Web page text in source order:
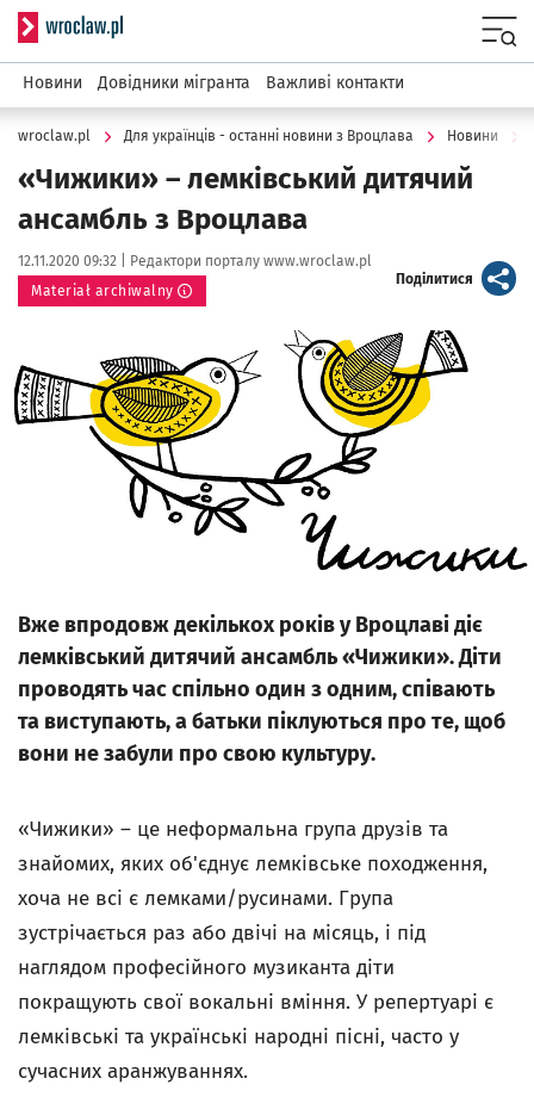
Serwis informacyjny wroclaw.pl
Новини Довідники мігранта Важливі контакти
wroclaw.pl Для українців - останні новини з Вроцлава Новини
«Чижики» – лемківський дитячий
ансамбль з Вроцлава
Data publikacji:
12.11.2020 09:32 | Autor:
Редактори порталу www.wroclaw.pl
Materiał archiwalny
Поділитися artykuł
Вже впродовж декількох років у Вроцлаві діє
лемківський дитячий ансамбль «Чижики». Діти
проводять час спільно один з одним, співають
та виступають, а батьки піклуються про те, щоб
вони не забули про свою культуру.
«Чижики» – це неформальна група друзів та
знайомих, яких об'єднує лемківське походження,
хоча не всі є лемками/русинами. Група
зустрічається раз або двічі на місяць, і під
наглядом професійного музиканта діти
покращують свої вокальні вміння. У репертуарі є
лемківські та українські народні пісні, часто у
сучасних аранжуваннях.